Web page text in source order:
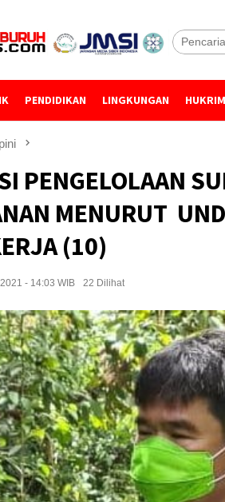
PENDIDIKAN LINGKUNGAN HUKRIM
PENGELOLAAN
MENURUT
(10)
- 14:03 WIB 22 Dilihat